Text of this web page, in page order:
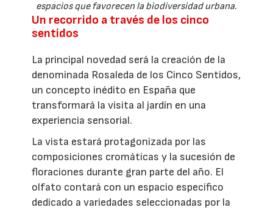
espacios que favorecen la biodiversidad urbana.
Un recorrido a través de los cinco
sentidos
La principal novedad será la creación de la
denominada Rosaleda de los Cinco Sentidos,
un concepto inédito en España que
transformará la visita al jardín en una
experiencia sensorial.
La vista estará protagonizada por las
composiciones cromáticas y la sucesión de
floraciones durante gran parte del año. El
olfato contará con un espacio específico
dedicado a variedades seleccionadas por la